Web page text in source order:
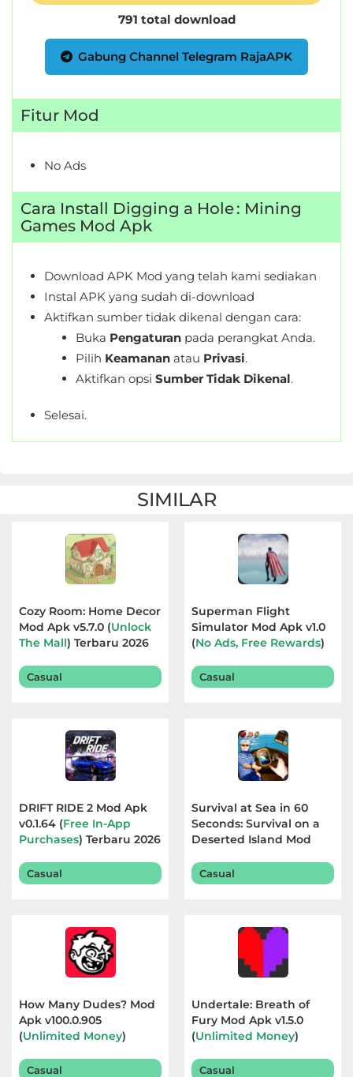
Personalization
Shopping
Social
Sport
Sports
Weather
Rekomendasi
791 total download
Gabung Channel Telegram RajaAPK
Fitur Mod
No Ads
Cara Install Digging a Hole : Mining
Games Mod Apk
Download APK Mod yang telah kami sediakan
Instal APK yang sudah di-download
Aktifkan sumber tidak dikenal dengan cara:
Buka Pengaturan pada perangkat Anda.
Pilih Keamanan atau Privasi.
Aktifkan opsi Sumber Tidak Dikenal.
Selesai.
SIMILAR
Cozy Room: Home Decor
Mod Apk v5.7.0 (Unlock
The Mall) Terbaru 2026
Casual
Superman Flight
Simulator Mod Apk v1.0
(No Ads, Free Rewards)
Casual
DRIFT RIDE 2 Mod Apk
v0.1.64 (Free In-App
Purchases) Terbaru 2026
Casual
Survival at Sea in 60
Seconds: Survival on a
Deserted Island Mod
Rewards
Casual
How Many Dudes? Mod
Apk v100.0.905
(Unlimited Money)
Casual
Undertale: Breath of
Fury Mod Apk v1.5.0
(Unlimited Money)
Casual